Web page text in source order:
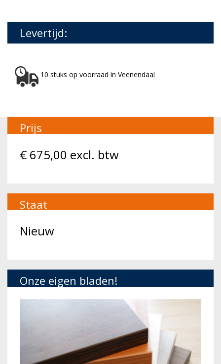
Levertijd:
10 stuks op voorraad in Veenendaal
Prijs
€ 675,00 excl. btw
Staat
Nieuw
Onze eigen bladen!